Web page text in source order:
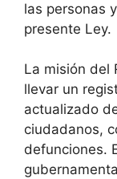
las personas
presente Ley.
La misión del
llevar un
actualizado
ciudadanos,
defunciones.